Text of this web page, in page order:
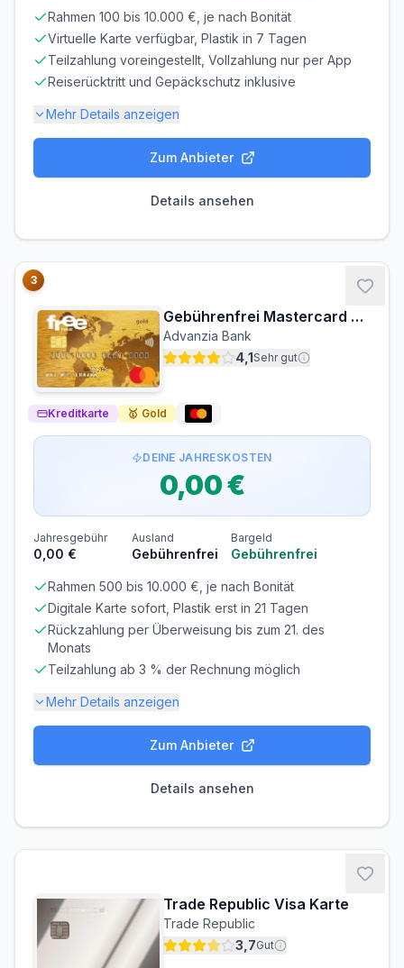
Abrechnung & Zahlung
Manuelle Überweisung
Sie müssen den Rechnungsbetrag selbst überweisen.
Beachten Sie die Zahlungsfrist!
Frist beachten! Bei verspäteter Zahlung fallen
Rahmen 100 bis 10.000 €, je nach Bonität
Virtuelle Karte verfügbar, Plastik in 7 Tagen
Teilzahlung voreingestellt, Vollzahlung nur per App
Reiserücktritt und Gepäckschutz inklusive
Mehr Details anzeigen
Kostenlos
Zinsen & Kredit
ZINSFREIE ZEIT
44 Tage
MINDESTTILGUNG
5%
Wechselkurs
KURSQUELLE
Visa/Mastercard-Referenzkurs (marktüblich)
Voraussetzungen
MINDESTEINKOMMEN
SCHUFA-ABFRAGE
Erforderlich
GIROKONTO
Nicht erforderlich
Abrechnung & Zahlung
Teilzahlung voreingestellt
Standardmäßig wird nur ein Teil des Betrags
abgebucht. Der Rest wird verzinst.
Zinsrisiko! Aktivieren Sie unbedingt die 100%-
Rückzahlung, um hohe Zinsen (bis 22% p.a.) zu
vermeiden.
Die 100 %-Vollzahlung muss aktiv in der App aktiviert
Zum Anbieter
Details ansehen
Gebührenfrei Mastercard Gold
Advanzia Bank
4,1Sehr gut
Kreditkarte 🥇 Gold
3
DEINE JAHRESKOSTEN
0,00 €
Jahresgebühr
0,00 €
Ausland
Gebührenfrei
Bargeld
Gebührenfrei
Rahmen 500 bis 10.000 €, je nach Bonität
Digitale Karte sofort, Plastik erst in 21 Tagen
Rückzahlung per Überweisung bis zum 21. des
Monats
Teilzahlung ab 3 % der Rechnung möglich
Mehr Details anzeigen
Kostenlos
Zinsen & Kredit
ZINSFREIE ZEIT
51 Tage
MINDESTTILGUNG
3%
Zum Anbieter
Details ansehen
Trade Republic Visa Karte
Trade Republic
3,7Gut